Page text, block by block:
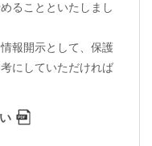
ることといたしまし
報開示として、保護
にしていただければ